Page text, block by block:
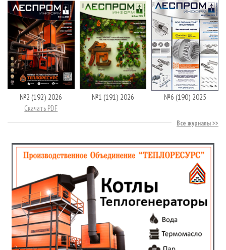
№2 (192) 2026
Скачать PDF
№1 (191) 2026 №6 (190) 2025
Все журналы